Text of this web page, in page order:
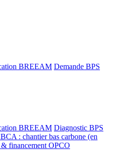
BREEAM Demande BPS
BREEAM Diagnostic BPS
: chantier bas carbone (en
financement OPCO